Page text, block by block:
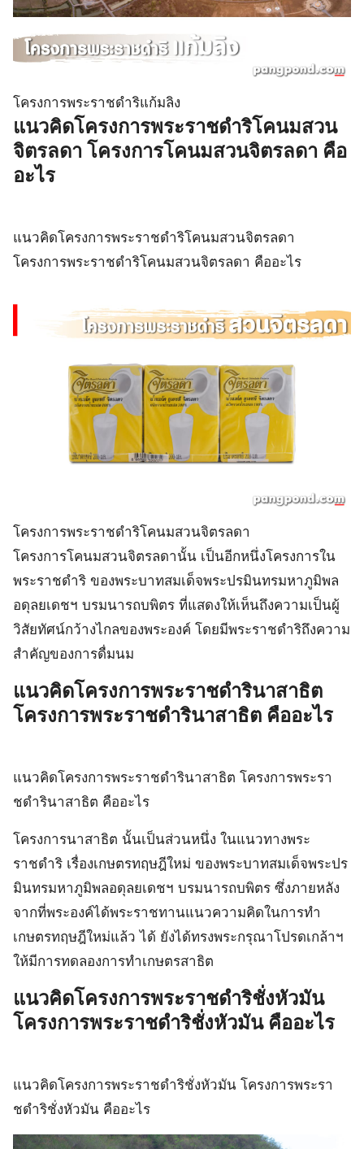
โครงการพระราชดําริแก้มลิง
แนวคิดโครงการพระราชดําริโคนมสวน
จิตรลดา โครงการโคนมสวนจิตรลดา คือ
อะไร
แนวคิดโครงการพระราชดําริโคนมสวนจิตรลดา
โครงการพระราชดําริโคนมสวนจิตรลดา คืออะไร
โครงการพระราชดําริโคนมสวนจิตรลดา
โครงการโคนมสวนจิตรลดานั้น เป็นอีกหนึ่งโครงการใน
พระราชดำริ ของพระบาทสมเด็จพระปรมินทรมหาภูมิพล
อดุลยเดชฯ บรมนารถบพิตร ที่แสดงให้เห็นถึงความเป็นผู้
วิสัยทัศน์กว้างไกลของพระองค์ โดยมีพระราชดำริถึงความ
สำคัญของการดื่มนม
แนวคิดโครงการพระราชดํารินาสาธิต
โครงการพระราชดํารินาสาธิต คืออะไร
แนวคิดโครงการพระราชดํารินาสาธิต โครงการพระรา
ชดํารินาสาธิต คืออะไร
โครงการนาสาธิต นั้นเป็นส่วนหนึ่ง ในแนวทางพระ
ราชดำริ เรื่องเกษตรทฤษฎีใหม่ ของพระบาทสมเด็จพระปร
มินทรมหาภูมิพลอดุลยเดชฯ บรมนารถบพิตร ซึ่งภายหลัง
จากที่พระองค์ได้พระราชทานแนวความคิดในการทำ
เกษตรทฤษฎีใหม่แล้ว ได้ ยังได้ทรงพระกรุณาโปรดเกล้าฯ
ให้มีการทดลองการทำเกษตรสาธิต
แนวคิดโครงการพระราชดําริชั่งหัวมัน
โครงการพระราชดําริชั่งหัวมัน คืออะไร
แนวคิดโครงการพระราชดําริชั่งหัวมัน โครงการพระรา
ชดําริชั่งหัวมัน คืออะไร